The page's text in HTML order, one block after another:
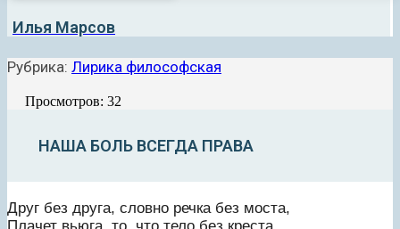
Илья Марсов
Рубрика: Лирика философская
Просмотров: 32
НАША БОЛЬ ВСЕГДА ПРАВА
Друг без друга, словно речка без моста,